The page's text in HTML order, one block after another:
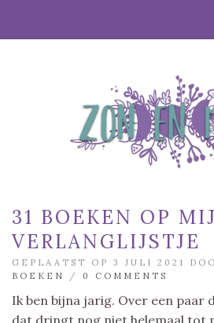
31 BOEKEN OP
VERLANGLIJSTJE
GEPLAATST OP 3 JULI 2021
BOEKEN
/ 0 COMMENTS
Ik ben bijna jarig. Over een paar
dat dringt nog niet helemaal tot